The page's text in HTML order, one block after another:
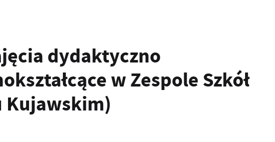
dydaktyczno
w Zespole Szkół
Kujawskim)